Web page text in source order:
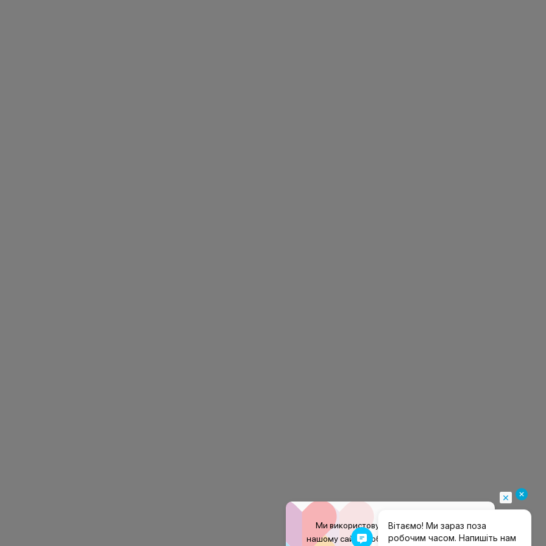
Ми використовуємо файли cookieна
нашому сайті, щоб покращити ваш досвід